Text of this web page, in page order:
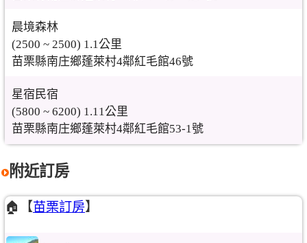
晨境森林
(2500 ~ 2500) 1.1公里
苗栗縣南庄鄉蓬萊村4鄰紅毛館46號
星宿民宿
(5800 ~ 6200) 1.11公里
苗栗縣南庄鄉蓬萊村4鄰紅毛館53-1號
附近訂房
🏠【苗栗訂房】